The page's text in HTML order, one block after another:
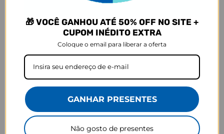
🎁 VOCÊ GANHOU ATÉ 50% OFF NO SITE +
CUPOM INÉDITO EXTRA
Coloque o email para liberar a oferta
GANHAR PRESENTES
Não gosto de presentes